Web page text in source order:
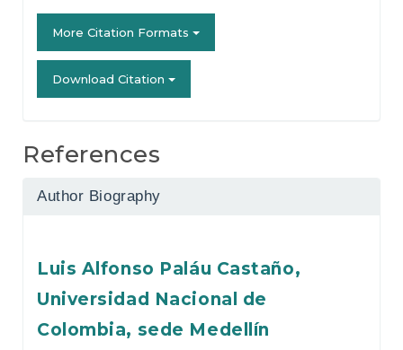
More Citation Formats
Download Citation
References
Author Biography
Luis Alfonso Paláu Castaño,
Universidad Nacional de
Colombia, sede Medellín